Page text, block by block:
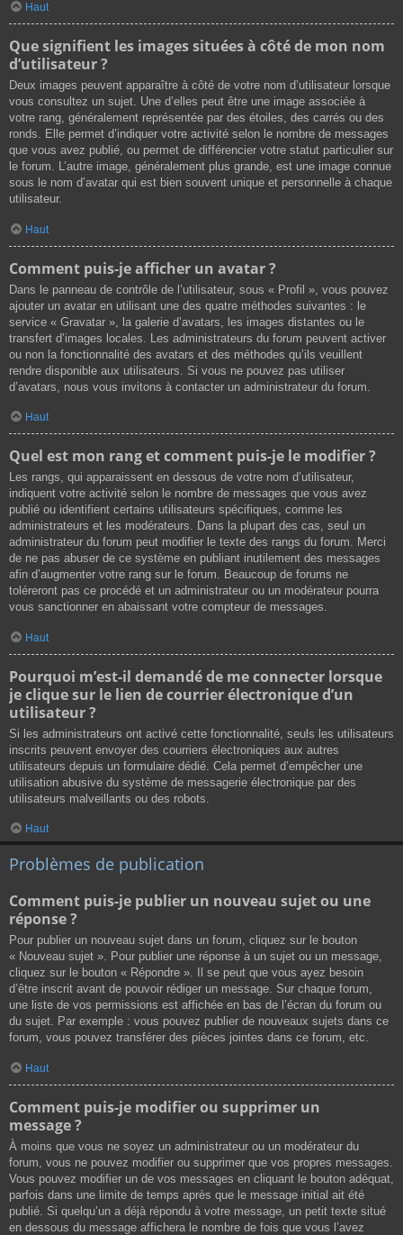
Haut
Que signifient les images situées à côté de mon nom
d’utilisateur ?
Deux images peuvent apparaître à côté de votre nom d’utilisateur lorsque
vous consultez un sujet. Une d’elles peut être une image associée à
votre rang, généralement représentée par des étoiles, des carrés ou des
ronds. Elle permet d’indiquer votre activité selon le nombre de messages
que vous avez publié, ou permet de différencier votre statut particulier sur
le forum. L’autre image, généralement plus grande, est une image connue
sous le nom d’avatar qui est bien souvent unique et personnelle à chaque
utilisateur.
Haut
Comment puis-je afficher un avatar ?
Dans le panneau de contrôle de l’utilisateur, sous « Profil », vous pouvez
ajouter un avatar en utilisant une des quatre méthodes suivantes : le
service « Gravatar », la galerie d’avatars, les images distantes ou le
transfert d’images locales. Les administrateurs du forum peuvent activer
ou non la fonctionnalité des avatars et des méthodes qu’ils veuillent
rendre disponible aux utilisateurs. Si vous ne pouvez pas utiliser
d’avatars, nous vous invitons à contacter un administrateur du forum.
Haut
Quel est mon rang et comment puis-je le modifier ?
Les rangs, qui apparaissent en dessous de votre nom d’utilisateur,
indiquent votre activité selon le nombre de messages que vous avez
publié ou identifient certains utilisateurs spécifiques, comme les
administrateurs et les modérateurs. Dans la plupart des cas, seul un
administrateur du forum peut modifier le texte des rangs du forum. Merci
de ne pas abuser de ce système en publiant inutilement des messages
afin d’augmenter votre rang sur le forum. Beaucoup de forums ne
toléreront pas ce procédé et un administrateur ou un modérateur pourra
vous sanctionner en abaissant votre compteur de messages.
Haut
Pourquoi m’est-il demandé de me connecter lorsque
je clique sur le lien de courrier électronique d’un
utilisateur ?
Si les administrateurs ont activé cette fonctionnalité, seuls les utilisateurs
inscrits peuvent envoyer des courriers électroniques aux autres
utilisateurs depuis un formulaire dédié. Cela permet d’empêcher une
utilisation abusive du système de messagerie électronique par des
utilisateurs malveillants ou des robots.
Haut
Problèmes de publication
Comment puis-je publier un nouveau sujet ou une
réponse ?
Pour publier un nouveau sujet dans un forum, cliquez sur le bouton
« Nouveau sujet ». Pour publier une réponse à un sujet ou un message,
cliquez sur le bouton « Répondre ». Il se peut que vous ayez besoin
d’être inscrit avant de pouvoir rédiger un message. Sur chaque forum,
une liste de vos permissions est affichée en bas de l’écran du forum ou
du sujet. Par exemple : vous pouvez publier de nouveaux sujets dans ce
forum, vous pouvez transférer des pièces jointes dans ce forum, etc.
Haut
Comment puis-je modifier ou supprimer un
message ?
À moins que vous ne soyez un administrateur ou un modérateur du
forum, vous ne pouvez modifier ou supprimer que vos propres messages.
Vous pouvez modifier un de vos messages en cliquant le bouton adéquat,
parfois dans une limite de temps après que le message initial ait été
publié. Si quelqu’un a déjà répondu à votre message, un petit texte situé
en dessous du message affichera le nombre de fois que vous l’avez